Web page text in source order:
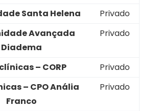
Santa Helena
Privado
Avançada
Diadema
Privado
– CORP
Privado
– CPO Anália
Franco
Privado